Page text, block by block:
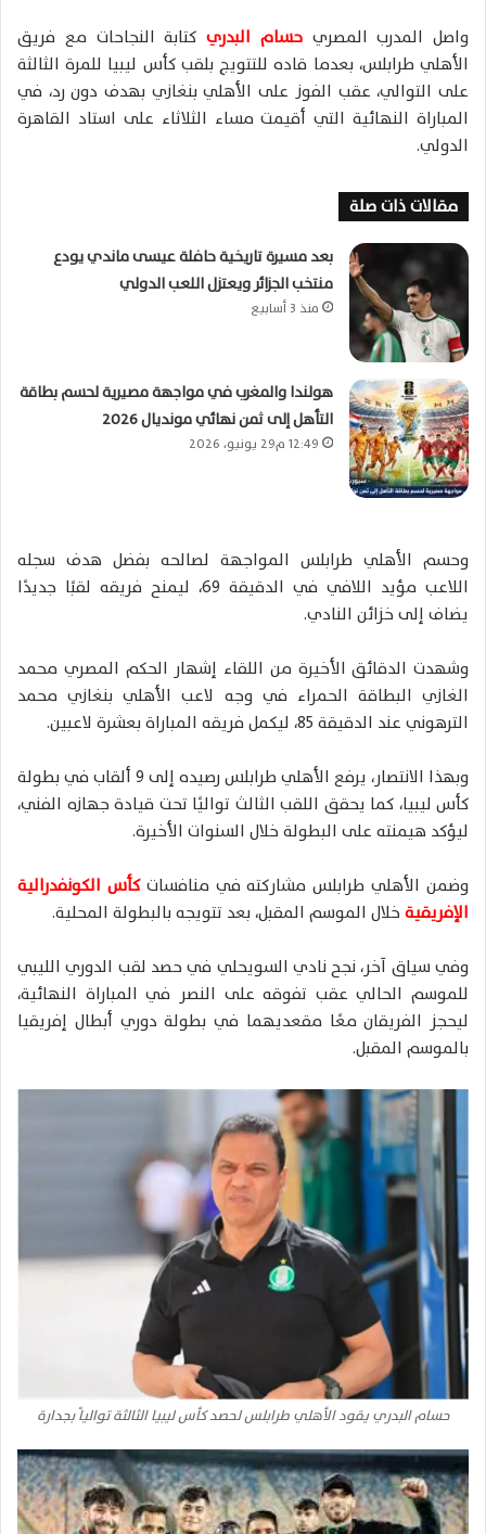
واصل المدرب المصريحسام البدري كتابة النجاحات مع فريق
الأهلي طرابلس، بعدما قاده للتتويج بلقب كأس ليبيا للمرة الثالثة
على التوالي، عقب الفوز على الأهلي بنغازي بهدف دون رد، في
المباراة النهائية التي أقيمت مساء الثلاثاء على استاد القاهرة
الدولي.
مقالات ذات صلة
بعد مسيرة تاريخية حافلة عيسى ماندي يودع
منتخب الجزائر ويعتزل اللعب الدولي
منذ 3 أسابيع
هولندا والمغرب في مواجهة مصيرية لحسم بطاقة
التأهل إلى ثمن نهائي مونديال 2026
12:49 م29 يونيو، 2026
وحسم الأهلي طرابلس المواجهة لصالحه بفضل هدف سجله
اللاعب مؤيد اللافي في الدقيقة 69، ليمنح فريقه لقبًا جديدًا
يضاف إلى خزائن النادي.
وشهدت الدقائق الأخيرة من اللقاء إشهار الحكم المصري محمد
الغازي البطاقة الحمراء في وجه لاعب الأهلي بنغازي محمد
الترهوني عند الدقيقة 85، ليكمل فريقه المباراة بعشرة لاعبين.
وبهذا الانتصار، يرفع الأهلي طرابلس رصيده إلى 9 ألقاب في بطولة
كأس ليبيا، كما يحقق اللقب الثالث تواليًا تحت قيادة جهازه الفني،
ليؤكد هيمنته على البطولة خلال السنوات الأخيرة.
وضمن الأهلي طرابلس مشاركته في منافساتكأس الكونفدرالية
الإفريقية خلال الموسم المقبل، بعد تتويجه بالبطولة المحلية.
وفي سياق آخر، نجح نادي السويحلي في حصد لقب الدوري الليبي
للموسم الحالي عقب تفوقه على النصر في المباراة النهائية،
ليحجز الفريقان معًا مقعديهما في بطولة دوري أبطال إفريقيا
بالموسم المقبل.
حسام البدري يقود الأهلي طرابلس لحصد كأس ليبيا الثالثة توالياً بجدارة